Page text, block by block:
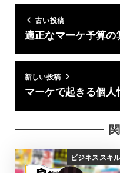
古い投稿
適正なマーケ予算の
新しい投稿
マーケで起きる個
ビジネススキ